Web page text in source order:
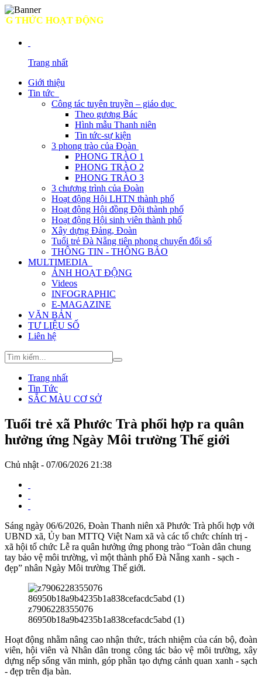
HOẠT ĐỘNG
Trang nhất
Giới thiệu
Tin tức
Công tác tuyên truyền – giáo dục
Theo gương Bác
Hình mẫu Thanh niên
Tin tức-sự kiện
3 phong trào của Đoàn
PHONG TRÀO 1
PHONG TRÀO 2
PHONG TRÀO 3
3 chương trình của Đoàn
Hoạt động Hội LHTN thành phố
Hoạt động Hội đồng Đội thành phố
Hoạt động Hội sinh viên thành phố
Xây dựng Đảng, Đoàn
Tuổi trẻ Đà Nẵng tiên phong chuyển đổi số
THÔNG TIN - THÔNG BÁO
MULTIMEDIA
ẢNH HOẠT ĐỘNG
Videos
INFOGRAPHIC
E-MAGAZINE
VĂN BẢN
TƯ LIỆU SỐ
Liên hệ
Trang nhất
Tin Tức
SẮC MÀU CƠ SỞ
Tuổi trẻ xã Phước Trà phối hợp ra quân
hưởng ứng Ngày Môi trường Thế giới
Chủ nhật - 07/06/2026 21:38
Sáng ngày 06/6/2026, Đoàn Thanh niên xã Phước Trà phối hợp với
UBND xã, Ủy ban MTTQ Việt Nam xã và các tổ chức chính trị -
xã hội tổ chức Lễ ra quân hưởng ứng phong trào “Toàn dân chung
tay bảo vệ môi trường, vì một thành phố Đà Nẵng xanh - sạch -
đẹp” nhân Ngày Môi trường Thế giới.
z7906228355076
86950b18a9b4235b1a838cefacdc5abd (1)
Hoạt động nhằm nâng cao nhận thức, trách nhiệm của cán bộ, đoàn
viên, hội viên và Nhân dân trong công tác bảo vệ môi trường, xây
dựng nếp sống văn minh, góp phần tạo dựng cảnh quan xanh - sạch
- đẹp trên địa bàn.